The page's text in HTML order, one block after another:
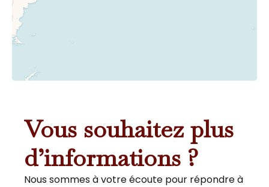
Vous souhaitez plus
d’informations ?
Nous sommes à votre écoute pour répondre à